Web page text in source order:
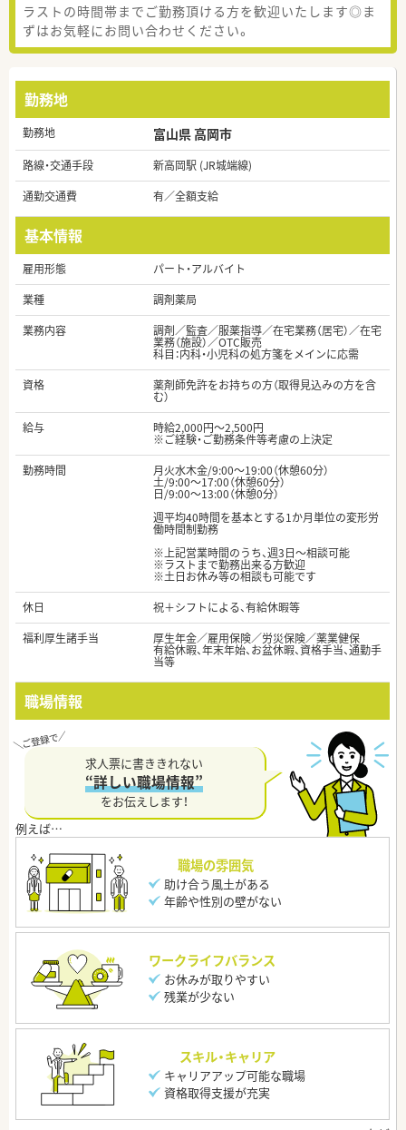
ラストの時間帯までご勤務頂ける方を歓迎いたします◎ま
ずはお気軽にお問い合わせください。
勤務地
勤務地 富山県 高岡市
路線・交通手段
新高岡駅 (JR城端線)
通勤交通費
有／全額支給
基本情報
雇用形態
パート・アルバイト
業種
調剤薬局
業務内容
調剤／監査／服薬指導／在宅業務（居宅）／在宅
業務（施設）／OTC販売
科目：内科・小児科の処方箋をメインに応需
資格
薬剤師免許をお持ちの方（取得見込みの方を含
む）
給与
時給2,000円～2,500円
※ご経験・ご勤務条件等考慮の上決定
勤務時間
月火水木金/9:00～19:00（休憩60分）
土/9:00～17:00（休憩60分）
日/9:00～13:00（休憩0分）
週平均40時間を基本とする1か月単位の変形労
働時間制勤務
※上記営業時間のうち、週3日～相談可能
※ラストまで勤務出来る方歓迎
※土日お休み等の相談も可能です
休日
祝＋シフトによる、有給休暇等
福利厚生諸手当
厚生年金／雇用保険／労災保険／薬業健保
有給休暇、年末年始、お盆休暇、資格手当、通勤手
当等
職場情報
求人票に書ききれない
“詳しい職場情報”
をお伝えします！
職場の雰囲気
助け合う風土がある
年齢や性別の壁がない
ワークライフバランス
お休みが取りやすい
残業が少ない
スキル・キャリア
キャリアアップ可能な職場
資格取得支援が充実